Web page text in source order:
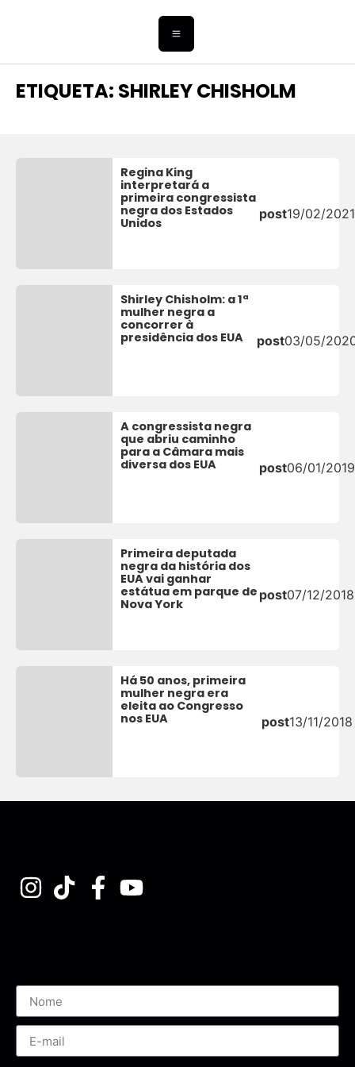
ETIQUETA: SHIRLEY CHISHOLM
Regina King
interpretará a
primeira congressista
negra dos Estados
Unidos
post19/02/2021
Shirley Chisholm: a 1ª
mulher negra a
concorrer à
presidência dos EUA
post03/05/
A congressista negra
que abriu caminho
para a Câmara mais
diversa dos EUA
post06/01/2019
Primeira deputada
negra da história dos
EUA vai ganhar
estátua em parque de
Nova York
post07/12/2018
Há 50 anos, primeira
mulher negra era
eleita ao Congresso
nos EUA
post13/11/2018